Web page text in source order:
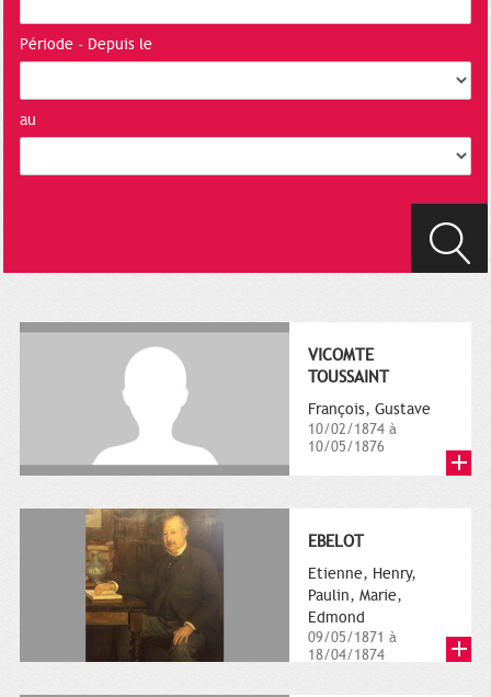
Période - Depuis le
au
VICOMTE
TOUSSAINT
François, Gustave
10/02/1874 à
10/05/1876
EBELOT
Etienne, Henry,
Paulin, Marie,
Edmond
09/05/1871 à
18/04/1874